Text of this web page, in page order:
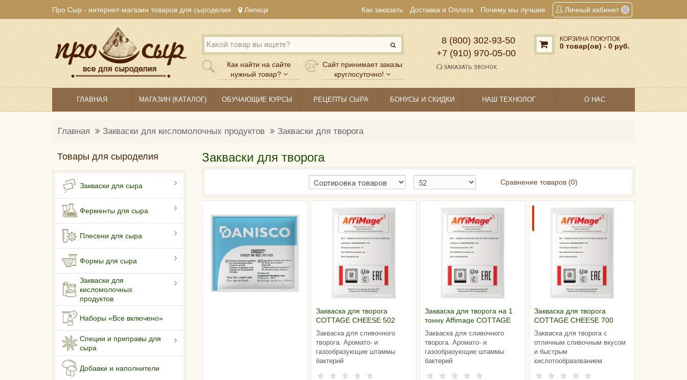
Про Сыр - интернет-магазин товаров для сыроделия Липецк Как заказать Доставка и Оплата Почему мы лучшие Личный кабинет
Как найти на сайте
нужный товар?
Сайт принимает заказы
круглосуточно!
8 (800) 302‑93‑50
+7 (910) 970‑05‑00
ЗАКАЗАТЬ ЗВОНОК
КОРЗИНА ПОКУПОК
0 товар(ов) - 0 руб.
ГЛАВНАЯ МАГАЗИН (КАТАЛОГ) ОБУЧАЮЩИЕ КУРСЫ РЕЦЕПТЫ СЫРА БОНУСЫ И СКИДКИ НАШ ТЕХНОЛОГ О НАС
Главная Закваски для кисломолочных продуктов Закваски для творога
Товары для сыроделия
Закваски для сыра
Ферменты для сыра
Плесени для сыра
Формы для сыра
Закваски для
кисломолочных
продуктов
Наборы «Все включено»
Специи и приправы для
сыра
Добавки и наполнители
Закваски для творога
Сравнение товаров (0)
Закваска для творога
COTTAGE CHEESE 502
AFFIMAGE® (1U)
Закваска для сливочного
творога. Аромато- и
газообразующие штаммы
бактерий
Закваска для творога на 1
тонну Affimage COTTAGE
CHEESE 502 (10U)
Закваска для сливочного
творога. Аромато- и
газообразующие штаммы
бактерий
CHR.HANSEN
XMT
Закваска для творога
COTTAGE CHEESE 700
AFFIMAGE® (1U)
Закваска для творога c
отличным сливочным вкусом
и быстрым
кислотообразованием